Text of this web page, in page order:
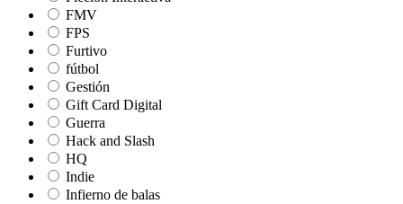
FMV
FPS
Furtivo
fútbol
Gestión
Gift Card Digital
Guerra
Hack and Slash
HQ
Indie
Infierno de balas